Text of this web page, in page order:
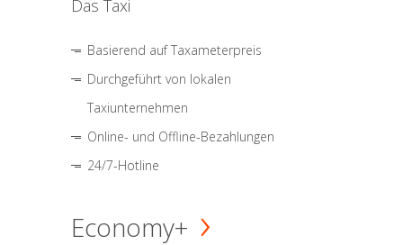
Das Taxi
Basierend auf Taxameterpreis
Durchgeführt von lokalen
Taxiunternehmen
Online- und Offline-Bezahlungen
24/7-Hotline
Economy+